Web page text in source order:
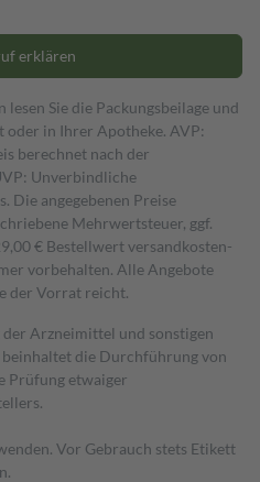
erklären
Sie die Packungsbeilage und
in Ihrer Apotheke. AVP:
berechnet nach der
Unverbindliche
Die angegebenen Preise
Mehrwertsteuer, ggf.
€ Bestell­wert versand­kosten­
vorbehalten. Alle Angebote
der Vorrat reicht.
Arzneimittel und sonstigen
die Durchführung von
Prüfung etwaiger
Vor Gebrauch stets Etikett